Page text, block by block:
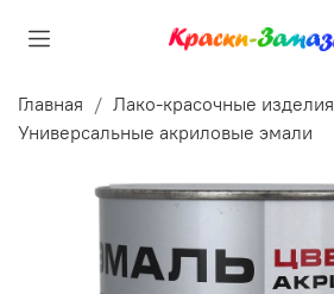
Главная Лако-красочные изделия
Универсальные акриловые эмали